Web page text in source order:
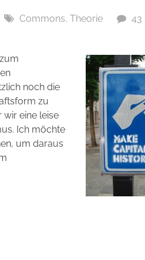
Commons, Theorie
43
noch die
zu
wir eine leise
Ich möchte
um daraus